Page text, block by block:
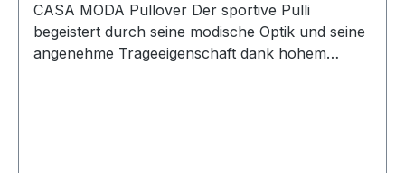
CASA MODA Pullover Der sportive Pulli
begeistert durch seine modische Optik und seine
angenehme Trageeigenschaft dank hohem